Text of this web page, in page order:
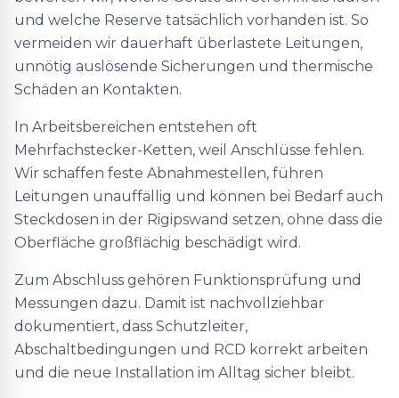
und welche Reserve tatsächlich vorhanden ist. So
vermeiden wir dauerhaft überlastete Leitungen,
unnötig auslösende Sicherungen und thermische
Schäden an Kontakten.
In Arbeitsbereichen entstehen oft
Mehrfachstecker-Ketten, weil Anschlüsse fehlen.
Wir schaffen feste Abnahmestellen, führen
Leitungen unauffällig und können bei Bedarf auch
Steckdosen in der Rigipswand setzen, ohne dass die
Oberfläche großflächig beschädigt wird.
Zum Abschluss gehören Funktionsprüfung und
Messungen dazu. Damit ist nachvollziehbar
dokumentiert, dass Schutzleiter,
Abschaltbedingungen und RCD korrekt arbeiten
und die neue Installation im Alltag sicher bleibt.